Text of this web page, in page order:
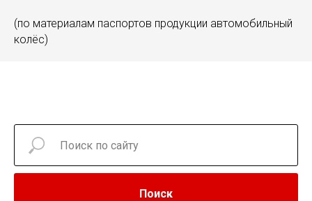
(по материалам паспортов продукции автомобильный
колёс)
Поиск